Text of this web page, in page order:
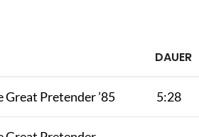
DAUER
Great Pretender ’85 5:28